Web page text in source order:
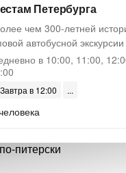
Петербурга
чем 300-летней
автобусной экскурсии
в 10:00, 11:00,
Завтра в 12:00